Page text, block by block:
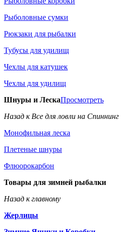
Рыболовные сумки
Рюкзаки для рыбалки
Тубусы для удилищ
Чехлы для катушек
Чехлы для удилищ
Шнуры и ЛескаПросмотреть
Назад к Все для ловли на Спиннинг
Монофильная леска
Плетеные шнуры
Флюорокарбон
Товары для зимней рыбалки
Назад к главному
Жерлицы